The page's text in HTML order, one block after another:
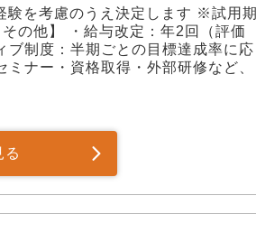
を考慮のうえ決定します ※試用期
の他】 ・給与改定：年2回（評価
ブ制度：半期ごとの目標達成率に応
ナー・資格取得・外部研修など、
る